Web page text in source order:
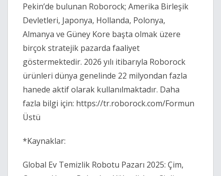
Pekin’de bulunan Roborock; Amerika Birleşik
Devletleri, Japonya, Hollanda, Polonya,
Almanya ve Güney Kore başta olmak üzere
birçok stratejik pazarda faaliyet
göstermektedir. 2026 yılı itibarıyla Roborock
ürünleri dünya genelinde 22 milyondan fazla
hanede aktif olarak kullanılmaktadır. Daha
fazla bilgi için: https://tr.roborock.com/Formun
Üstü
*Kaynaklar:
Global Ev Temizlik Robotu Pazarı 2025: Çim,